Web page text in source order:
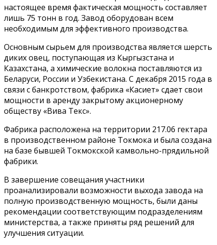
настоящее время фактическая мощность составляет
лишь 75 тонн в год. Завод оборудован всем
необходимым для эффективного производства.
Основным сырьем для производства является шерсть
диких овец, поступающая из Кыргызстана и
Казахстана, а химические волокна поставляются из
Беларуси, России и Узбекистана. С декабря 2015 года в
связи с банкротством, фабрика «Касиет» сдает свои
мощности в аренду закрытому акционерному
обществу «Вива Текс».
Фабрика расположена на территории 217.06 гектара
в производственном районе Токмока и была создана
на базе бывшей Токмокской камвольно-прядильной
фабрики.
В завершение совещания участники
проанализировали возможности выхода завода на
полную производственную мощность, были даны
рекомендации соответствующим подразделениям
министерства, а также приняты ряд решений для
улучшения ситуации.